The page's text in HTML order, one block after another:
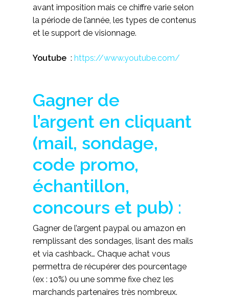
avant imposition mais ce chiffre varie selon
la période de l’année, les types de contenus
et le support de visionnage.
Youtube : https://www.youtube.com/
Gagner de
l’argent en cliquant
(mail, sondage,
code promo,
échantillon,
concours et pub) :
Gagner de l’argent paypal ou amazon en
remplissant des sondages, lisant des mails
et via cashback… Chaque achat vous
permettra de récupérer des pourcentage
(ex : 10%) ou une somme fixe chez les
marchands partenaires très nombreux.